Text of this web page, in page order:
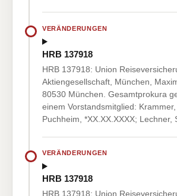
VERÄNDERUNGEN
HRB 137918
HRB 137918: Union
Aktiengesellschaft, München,
80530 München. Gesamtprokura
einem Vorstandsmitglied: Krammer,
Puchheim, *XX.XX.XXXX; Lechner,
VERÄNDERUNGEN
HRB 137918
HRB 137918: Union